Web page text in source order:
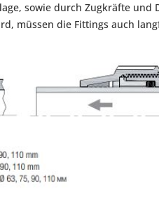
sowie durch Zugkräfte und
müssen die Fittings auch